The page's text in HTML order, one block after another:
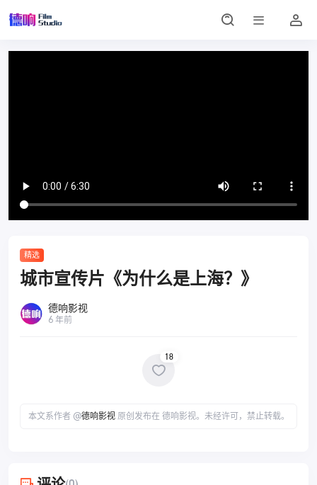
精选
城市宣传片《为什么是上海？》
德响影视
6 年前
18
本文系作者 @德响影视原创发布在 德响影视。未经许可，禁止转载。